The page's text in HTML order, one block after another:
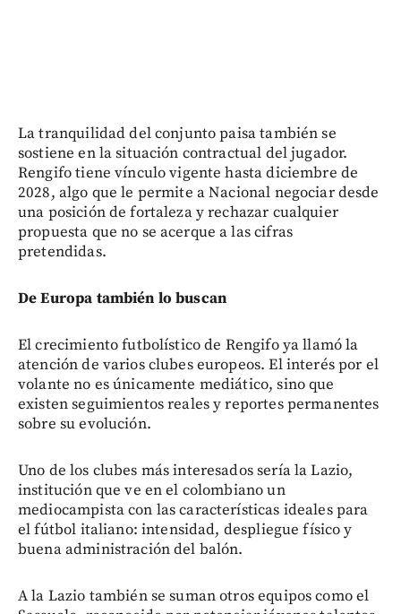
La tranquilidad del conjunto paisa también se
sostiene en la situación contractual del jugador.
Rengifo tiene vínculo vigente hasta diciembre de
2028, algo que le permite a Nacional negociar desde
una posición de fortaleza y rechazar cualquier
propuesta que no se acerque a las cifras
pretendidas.
De Europa también lo buscan
El crecimiento futbolístico de Rengifo ya llamó la
atención de varios clubes europeos. El interés por el
volante no es únicamente mediático, sino que
existen seguimientos reales y reportes permanentes
sobre su evolución.
Uno de los clubes más interesados sería la Lazio,
institución que ve en el colombiano un
mediocampista con las características ideales para
el fútbol italiano: intensidad, despliegue físico y
buena administración del balón.
A la Lazio también se suman otros equipos como el